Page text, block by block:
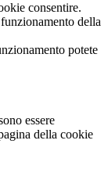
consentire.
della
potete
essere
della cookie